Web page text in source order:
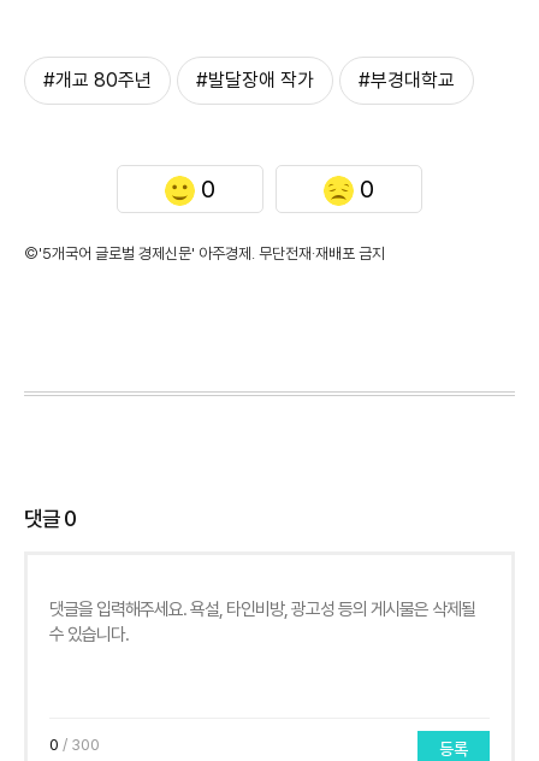
#개교 80주년 #발달장애 작가 #부경대학교
0 0
©'5개국어 글로벌 경제신문' 아주경제. 무단전재·재배포 금지
댓글0
0 / 300 등록